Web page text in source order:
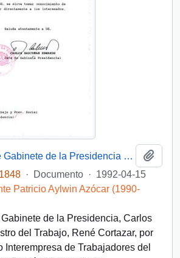
[Carta del Jefe de Gabinete de la Presidencia al Ministro del Trabajo]
· Documento · 1992-04-15
Patricio Aylwin Azócar (1990-
de la Presidencia, Carlos
del Trabajo, René Cortazar, por
Interempresa de Trabajadores del